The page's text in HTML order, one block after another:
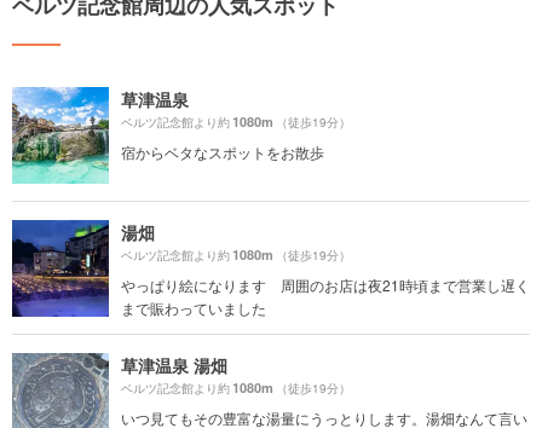
草津温泉
ベルツ記念館より約1080m （徒歩19分）
宿からベタなスポットをお散歩
湯畑
ベルツ記念館より約1080m （徒歩19分）
やっぱり絵になります 周囲のお店は夜21時頃まで営業し遅く
まで賑わっていました
草津温泉 湯畑
ベルツ記念館より約1080m （徒歩19分）
いつ見てもその豊富な湯量にうっとりします。湯畑なんて言い